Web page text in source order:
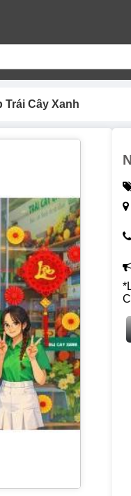
Trái Cây Xanh